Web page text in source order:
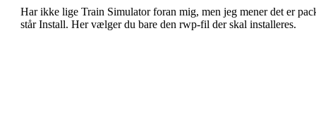
Har ikke lige Train Simulator foran mig, men jeg mener det er
står Install. Her vælger du bare den rwp-fil der skal installeres.